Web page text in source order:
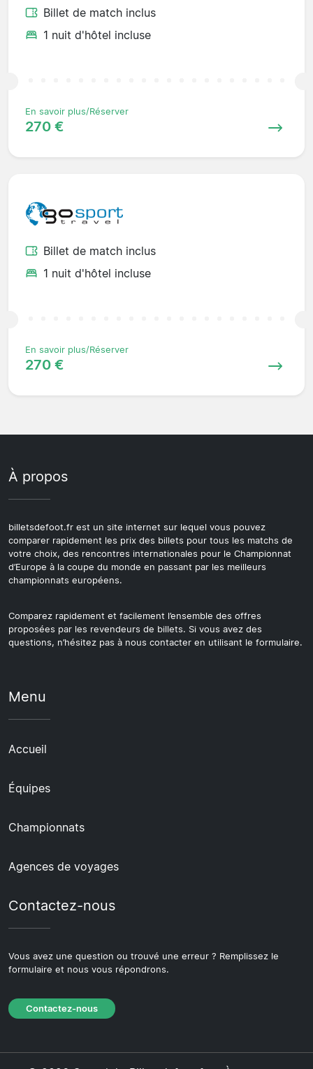
Billet de match inclus
1 nuit d'hôtel incluse
En savoir plus/Réserver
270 €
Billet de match inclus
1 nuit d'hôtel incluse
En savoir plus/Réserver
270 €
À propos
billetsdefoot.fr est un site internet sur lequel vous pouvez
comparer rapidement les prix des billets pour tous les matchs de
votre choix, des rencontres internationales pour le Championnat
d’Europe à la coupe du monde en passant par les meilleurs
championnats européens.
Comparez rapidement et facilement l’ensemble des offres
proposées par les revendeurs de billets. Si vous avez des
questions, n’hésitez pas à nous contacter en utilisant le formulaire.
Menu
Accueil
Équipes
Championnats
Agences de voyages
Contactez-nous
Vous avez une question ou trouvé une erreur ? Remplissez le
formulaire et nous vous répondrons.
Contactez-nous